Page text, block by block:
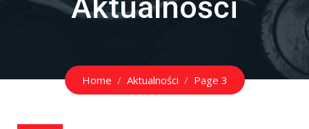
Home Aktualności Page 3